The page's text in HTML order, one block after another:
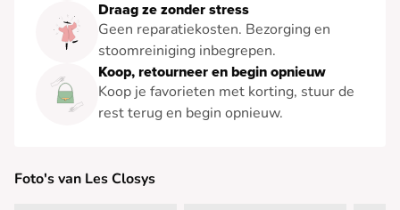
Draag ze zonder stress
Geen reparatiekosten. Bezorging en
stoomreiniging inbegrepen.
Koop, retourneer en begin opnieuw
Koop je favorieten met korting, stuur de
rest terug en begin opnieuw.
Foto's van Les Closys